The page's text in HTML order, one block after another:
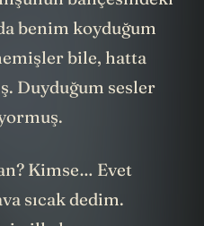
bahçesindeki
benim koyduğum
bile, hatta
Duyduğum sesler
Kimse… Evet
sıcak dedim.